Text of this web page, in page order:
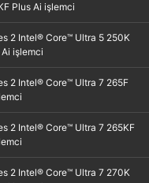
Plus Ai işlemci
2 Intel® Core™ Ultra 5 250K
Ai işlemci
2 Intel® Core™ Ultra 7 265F
2 Intel® Core™ Ultra 7 265KF
2 Intel® Core™ Ultra 7 270K